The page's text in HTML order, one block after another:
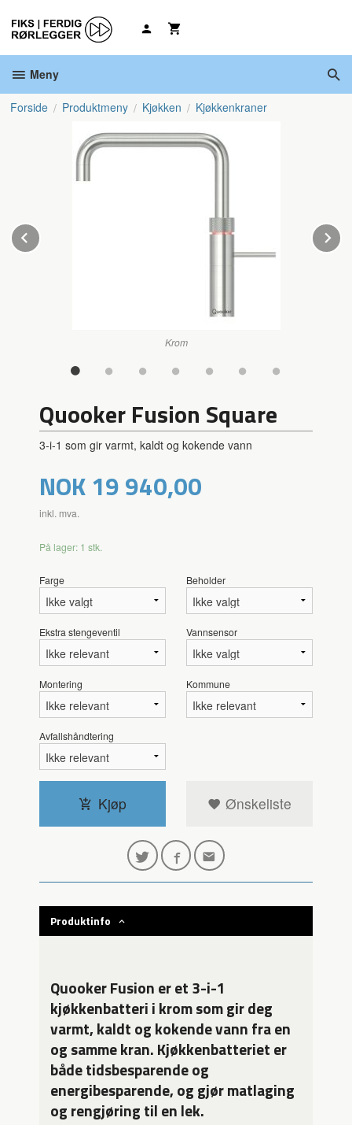
innholdet
Meny
Forside Produktmeny Kjøkken Kjøkkenkraner
Krom
Prev
Quooker Fusion Square
3-i-1 som gir varmt, kaldt og kokende vann
Pris
NOK19 940,00
inkl. mva.
På lager: 1 stk.
Farge Beholder
Ekstra stengeventil Vannsensor
Montering Kommune
Avfallshåndtering
Kjøp Ønskeliste
Produktinfo
Quooker Fusion er et 3-i-1
kjøkkenbatteri i krom som gir deg
varmt, kaldt og kokende vann fra en
og samme kran. Kjøkkenbatteriet er
både tidsbesparende og
energibesparende, og gjør matlaging
og rengjøring til en lek.